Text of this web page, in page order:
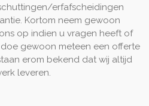
erfafscheidingen
Kortom neem gewoon
op indien u vragen heeft of
gewoon meteen een offerte
erom bekend dat wij altijd
leveren.